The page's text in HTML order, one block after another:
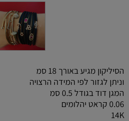
הסיליקון מגיע באורך 18 סמ
וניתן לגזור לפי המידה הרצויה
המגן דוד בגודל 0.5 סמ
0.06 קראט יהלומים
14K